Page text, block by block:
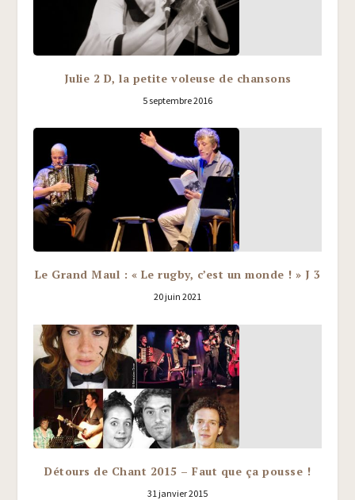
Julie 2 D, la petite voleuse de chansons
5 septembre 2016
Le Grand Maul : « Le rugby, c’est un monde ! » J 3
20 juin 2021
Détours de Chant 2015 – Faut que ça pousse !
31 janvier 2015